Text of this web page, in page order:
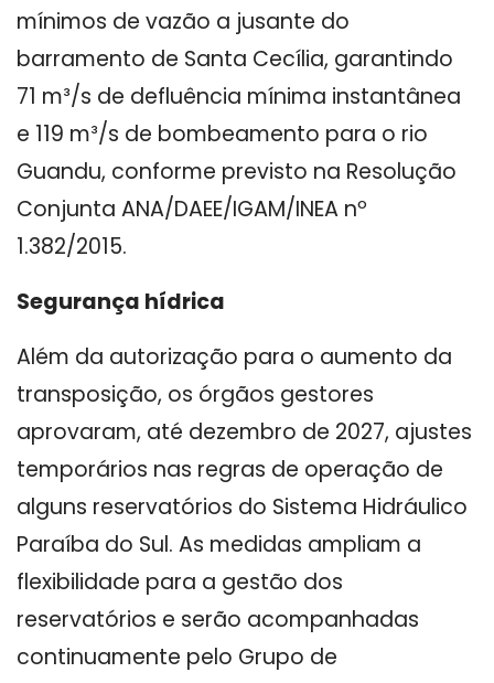
mínimos de vazão a jusante do
barramento de Santa Cecília, garantindo
71 m³/s de defluência mínima instantânea
e 119 m³/s de bombeamento para o rio
Guandu, conforme previsto na Resolução
Conjunta ANA/DAEE/IGAM/INEA nº
1.382/2015.
Segurança hídrica
Além da autorização para o aumento da
transposição, os órgãos gestores
aprovaram, até dezembro de 2027, ajustes
temporários nas regras de operação de
alguns reservatórios do Sistema Hidráulico
Paraíba do Sul. As medidas ampliam a
flexibilidade para a gestão dos
reservatórios e serão acompanhadas
continuamente pelo Grupo de